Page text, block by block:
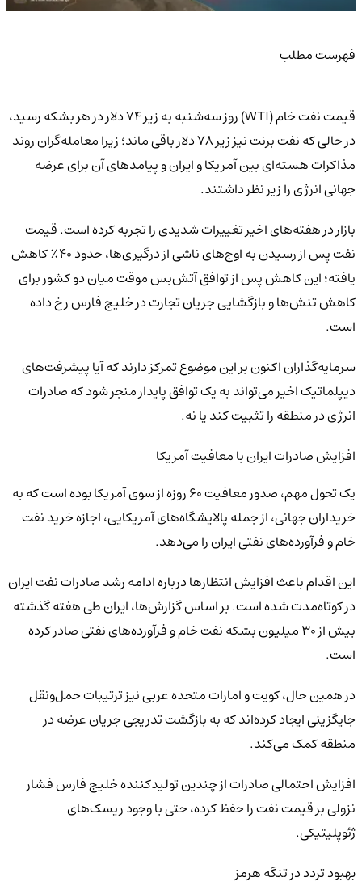
فهرست مطلب
قیمت نفت خام (WTI) روز سه‌شنبه به زیر ۷۴ دلار در هر بشکه رسید،
در حالی که نفت برنت نیز زیر ۷۸ دلار باقی ماند؛ زیرا معامله‌گران روند
مذاکرات هسته‌ای بین آمریکا و ایران و پیامدهای آن برای عرضه
جهانی انرژی را زیر نظر داشتند.
بازار در هفته‌های اخیر تغییرات شدیدی را تجربه کرده است. قیمت
نفت پس از رسیدن به اوج‌های ناشی از درگیری‌ها، حدود ۴۰٪ کاهش
یافته؛ این کاهش پس از توافق آتش‌بس موقت میان دو کشور برای
کاهش تنش‌ها و بازگشایی جریان تجارت در خلیج فارس رخ داده
است.
سرمایه‌گذاران اکنون بر این موضوع تمرکز دارند که آیا پیشرفت‌های
دیپلماتیک اخیر می‌تواند به یک توافق پایدار منجر شود که صادرات
انرژی در منطقه را تثبیت کند یا نه.
افزایش صادرات ایران با معافیت آمریکا
یک تحول مهم، صدور معافیت ۶۰ روزه از سوی آمریکا بوده است که به
خریداران جهانی، از جمله پالایشگاه‌های آمریکایی، اجازه خرید نفت
خام و فرآورده‌های نفتی ایران را می‌دهد.
این اقدام باعث افزایش انتظارها درباره ادامه رشد صادرات نفت ایران
در کوتاه‌مدت شده است. بر اساس گزارش‌ها، ایران طی هفته گذشته
بیش از ۳۰ میلیون بشکه نفت خام و فرآورده‌های نفتی صادر کرده
است.
در همین حال، کویت و امارات متحده عربی نیز ترتیبات حمل‌ونقل
جایگزینی ایجاد کرده‌اند که به بازگشت تدریجی جریان عرضه در
منطقه کمک می‌کند.
افزایش احتمالی صادرات از چندین تولیدکننده خلیج فارس فشار
نزولی بر قیمت نفت را حفظ کرده، حتی با وجود ریسک‌های
ژئوپلیتیکی.
بهبود تردد در تنگه هرمز